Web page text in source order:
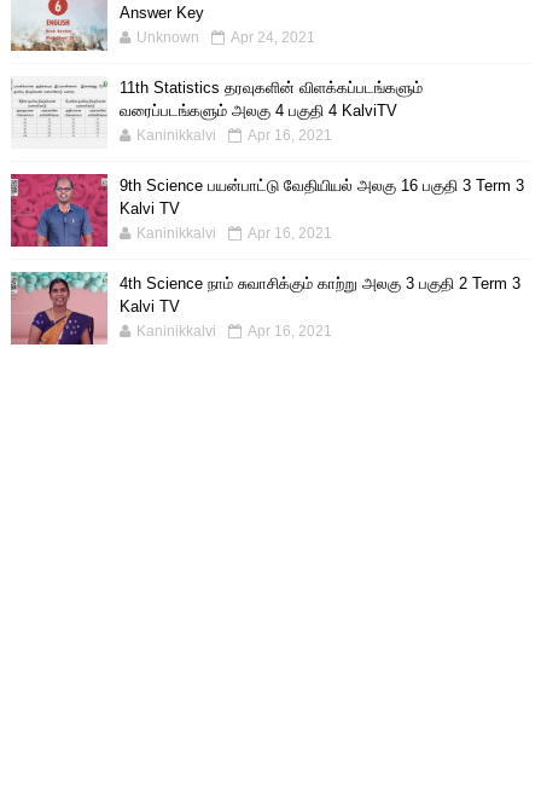
Answer Key
Unknown Apr 24, 2021
11th Statistics தரவுகளின் விளக்கப்படங்களும்
வரைப்படங்களும் அலகு 4 பகுதி 4 KalviTV
Kaninikkalvi Apr 16, 2021
9th Science பயன்பாட்டு வேதியியல் அலகு 16 பகுதி 3 Term 3
Kalvi TV
Kaninikkalvi Apr 16, 2021
4th Science நாம் சுவாசிக்கும் காற்று அலகு 3 பகுதி 2 Term 3
Kalvi TV
Kaninikkalvi Apr 16, 2021